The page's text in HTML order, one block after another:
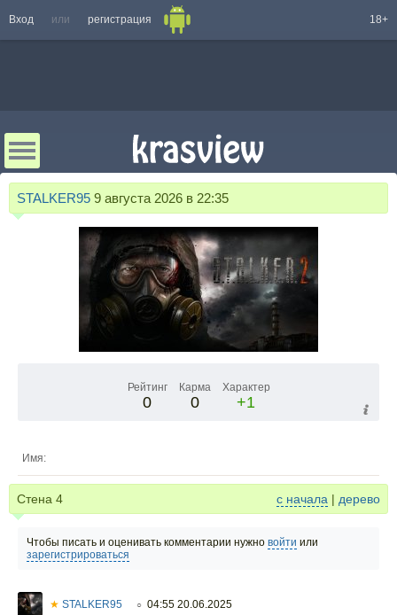
Вход или регистрация 18+
STALKER95 9 августа 2026 в 22:35
Рейтинг
0
Карма
0
Характер
+1
Имя:
Стена 4 с начала | дерево
Чтобы писать и оценивать комментарии нужно войти или
зарегистрироваться
★ STALKER95 ○ 04:55 20.06.2025